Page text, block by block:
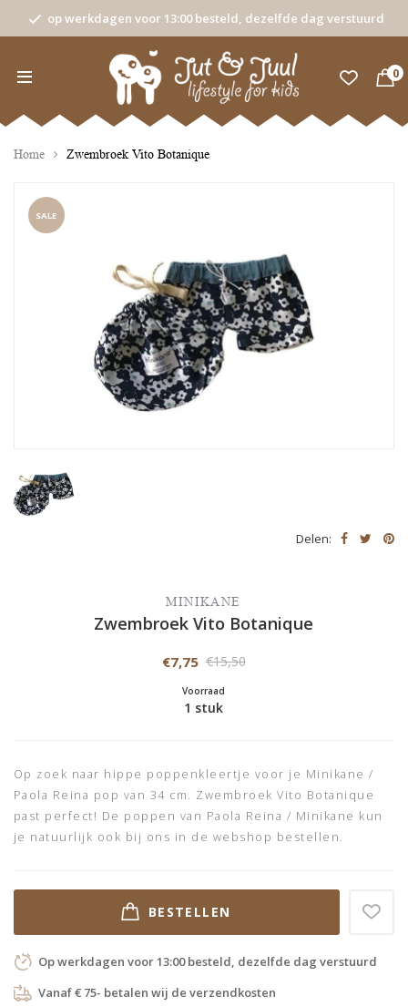
op werkdagen voor 13:00 besteld, dezelfde dag verstuurd
0
Home Zwembroek Vito Botanique
SALE
Delen:
MINIKANE
Zwembroek Vito Botanique
€7,75 €15,50
Voorraad
1 stuk
Op zoek naar hippe poppenkleertje voor je Minikane /
Paola Reina pop van 34 cm. Zwembroek Vito Botanique
past perfect! De poppen van Paola Reina / Minikane kun
je natuurlijk ook bij ons in de webshop bestellen.
BESTELLEN
Op werkdagen voor 13:00 besteld, dezelfde dag verstuurd
Vanaf € 75- betalen wij de verzendkosten